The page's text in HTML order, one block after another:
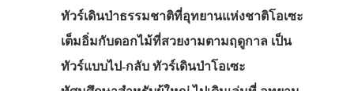
ทัวร์เดินป่าธรรมชาติที่อุทยานแห่งชาติโอเซะ
เต็มอิ่มกับดอกไม้ที่สวยงามตามฤดูกาล เป็น
ทัวร์แบบไป-กลับ ทัวร์เดินป่าโอเซะ